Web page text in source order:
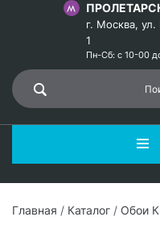
г. Москва,
1
Пн-Сб: с 10-00
Главная / Каталог / Обои